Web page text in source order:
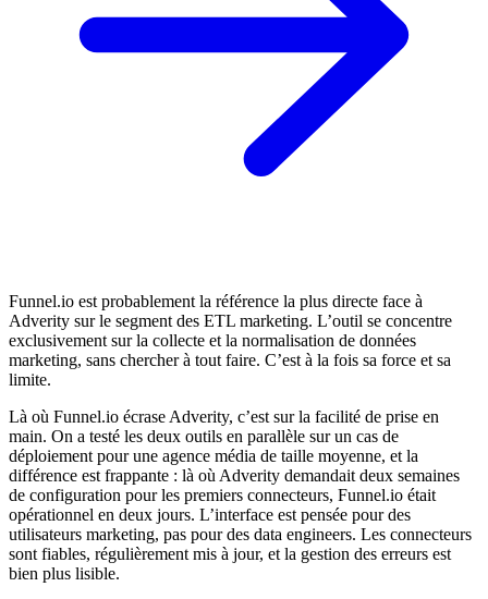
Funnel.io est probablement la référence la plus directe face à
Adverity sur le segment des ETL marketing. L’outil se concentre
exclusivement sur la collecte et la normalisation de données
marketing, sans chercher à tout faire. C’est à la fois sa force et sa
limite.
Là où Funnel.io écrase Adverity, c’est sur la facilité de prise en
main. On a testé les deux outils en parallèle sur un cas de
déploiement pour une agence média de taille moyenne, et la
différence est frappante : là où Adverity demandait deux semaines
de configuration pour les premiers connecteurs, Funnel.io était
opérationnel en deux jours. L’interface est pensée pour des
utilisateurs marketing, pas pour des data engineers. Les connecteurs
sont fiables, régulièrement mis à jour, et la gestion des erreurs est
bien plus lisible.